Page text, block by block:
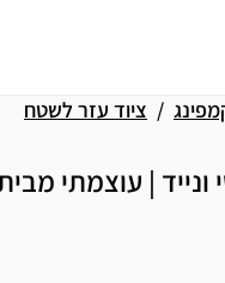
ציוד עזר לשטח
| עוצמתי